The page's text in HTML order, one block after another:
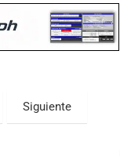
Siguiente